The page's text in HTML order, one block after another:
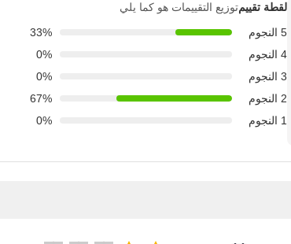
لقطة تقييمتوزيع التقييمات هو كما يلي
5 النجوم
33%
4 النجوم
0%
3 النجوم
0%
2 النجوم
67%
1 النجوم
0%